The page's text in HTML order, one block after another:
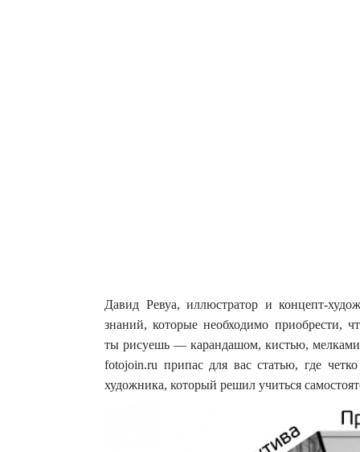
Давид Ревуа, иллюстратор и концепт-
знаний, которые необходимо приобрести,
ты рисуешь — карандашом, кистью,
fotojoin.ru припас для вас статью, где
художника, который решил учиться